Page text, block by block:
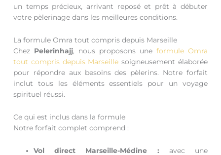
un temps précieux, arrivant reposé et prêt à débuter
votre pèlerinage dans les meilleures conditions.
La formule Omra tout compris depuis Marseille
Chez Pelerinhajj, nous proposons une formule Omra
tout compris depuis Marseille soigneusement élaborée
pour répondre aux besoins des pèlerins. Notre forfait
inclut tous les éléments essentiels pour un voyage
spirituel réussi.
Ce qui est inclus dans la formule
Notre forfait complet comprend :
Vol direct Marseille-Médine : avec une